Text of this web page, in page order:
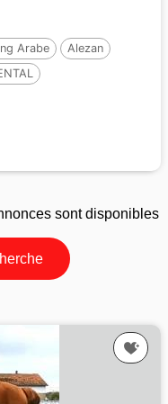
Arabe
Alezan
sont disponibles